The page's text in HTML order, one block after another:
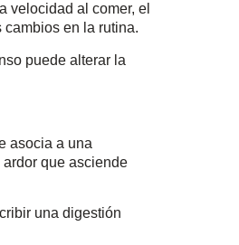
velocidad al comer, el
en la rutina.
puede alterar la
asocia a una
que asciende
una digestión